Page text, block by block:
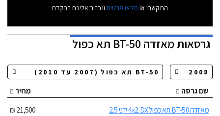
התקשרו או מלאו פרטים ונחזור אליכם בהקדם
גרסאותמאזדה BT-50 תא כפול
שם גרסה
מחיר
מאזדה BT-50 תא כפול 4x2 DX ידני 2.5
21,500 ₪